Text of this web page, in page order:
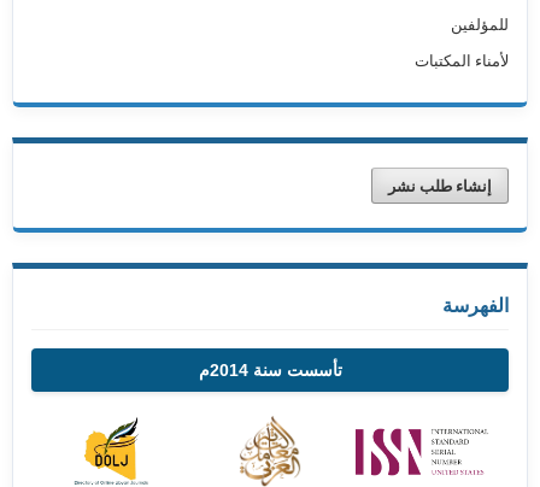
للمؤلفين
لأمناء المكتبات
إنشاء طلب نشر
الفهرسة
تأسست سنة 2014م